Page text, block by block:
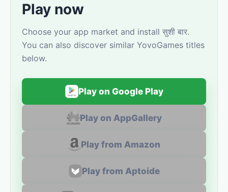
Play now
Choose your app market and install सुशी बार.
You can also discover similar YovoGames titles
below.
Play on Google Play
Play on AppGallery
Play from Amazon
Play from Aptoide